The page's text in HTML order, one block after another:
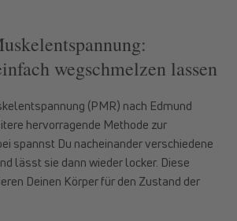
wegschmelzen lassen
(PMR) nach Edmund
hervorragende Methode zur
spannst Du nacheinander verschiedene
lässt sie dann wieder locker. Diese
Deinen Körper für den Zustand der